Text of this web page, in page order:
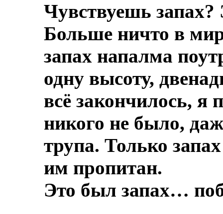
Чувствуешь
Больше ничто в
запах напалма
одну высоту,
всё закончилось, я
никого не было,
трупа. Только
им пропитан.
Это был запах…